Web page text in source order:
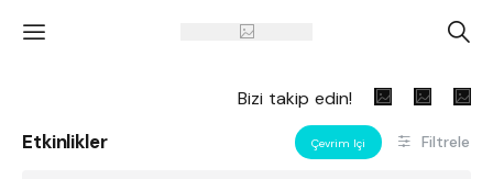
' A
Bizi takip edin!
Etkinlikler Çevrim Içi Filtrele